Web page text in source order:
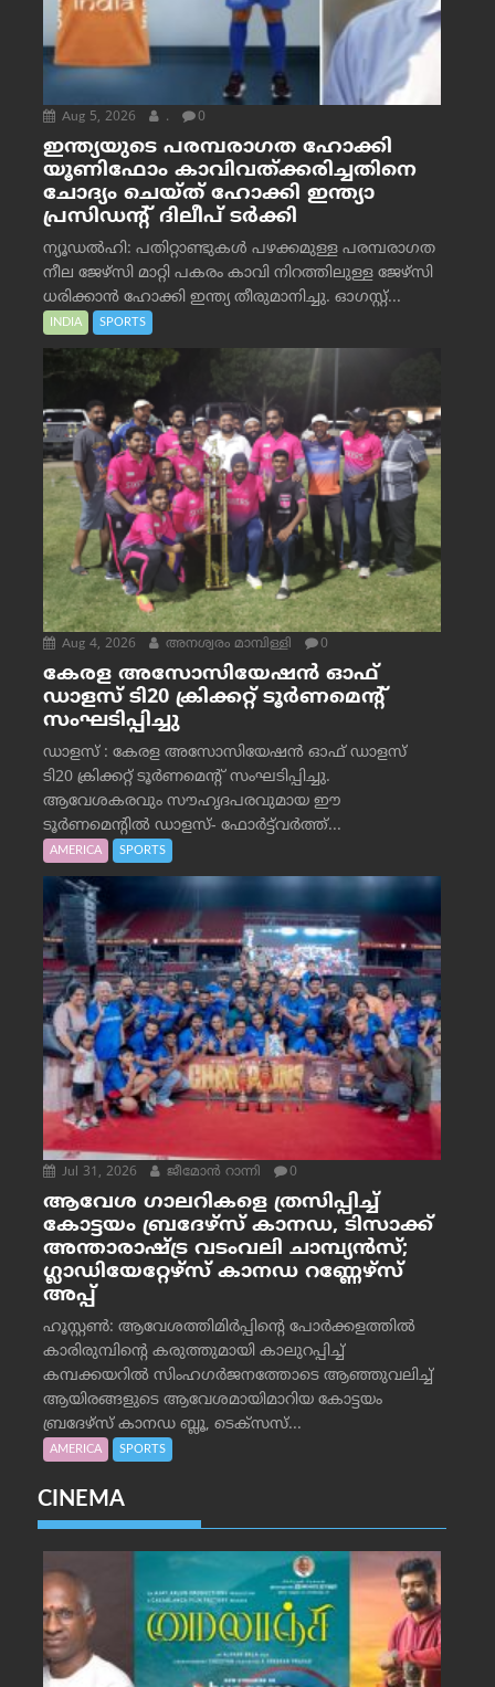
Aug 5, 2026 . 0
ഇന്ത്യയുടെ പരമ്പരാഗത ഹോക്കി
യൂണിഫോം കാവിവത്ക്കരിച്ചതിനെ
ചോദ്യം ചെയ്ത് ഹോക്കി ഇന്ത്യാ
പ്രസിഡന്റ് ദിലീപ് ടര്‍ക്കി
ന്യൂഡൽഹി: പതിറ്റാണ്ടുകൾ പഴക്കമുള്ള പരമ്പരാഗത
നീല ജേഴ്‌സി മാറ്റി പകരം കാവി നിറത്തിലുള്ള ജേഴ്‌സി
ധരിക്കാൻ ഹോക്കി ഇന്ത്യ തീരുമാനിച്ചു. ഓഗസ്റ്റ്...
INDIA SPORTS
Aug 4, 2026 അനശ്വരം മാമ്പിള്ളി 0
കേരള അസോസിയേഷൻ ഓഫ്
ഡാളസ് ടി20 ക്രിക്കറ്റ് ടൂർണമെന്റ്
സംഘടിപ്പിച്ചു
ഡാളസ് : കേരള അസോസിയേഷൻ ഓഫ് ഡാളസ്
ടി20 ക്രിക്കറ്റ് ടൂർണമെന്റ് സംഘടിപ്പിച്ചു.
ആവേശകരവും സൗഹൃദപരവുമായ ഈ
ടൂർണമെന്റിൽ ഡാളസ്- ഫോർട്ട്‌വര്‍ത്ത്...
AMERICA SPORTS
Jul 31, 2026 ജീമോന്‍ റാന്നി 0
ആവേശ ഗാലറികളെ ത്രസിപ്പിച്ച്
കോട്ടയം ബ്രദേഴ്‌സ് കാനഡ, ടിസാക്ക്
അന്താരാഷ്ട്ര വടംവലി ചാമ്പ്യന്‍സ്;
ഗ്ലാഡിയേറ്റേഴ്‌സ് കാനഡ റണ്ണേഴ്‌സ്
അപ്പ്
ഹൂസ്റ്റണ്‍: ആവേശത്തിമിര്‍പ്പിന്റെ പോര്‍ക്കളത്തില്‍
കാരിരുമ്പിന്റെ കരുത്തുമായി കാലുറപ്പിച്ച്
കമ്പക്കയറില്‍ സിംഹഗര്‍ജനത്തോടെ ആഞ്ഞുവലിച്ച്
ആയിരങ്ങളുടെ ആവേശമായിമാറിയ കോട്ടയം
ബ്രദേഴ്‌സ് കാനഡ ബ്ലൂ, ടെക്‌സസ്...
AMERICA SPORTS
CINEMA